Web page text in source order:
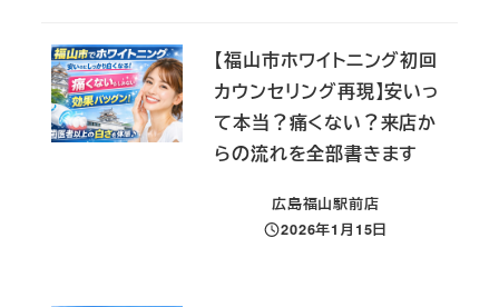
【福山市ホワイトニング初回
カウンセリング再現】安いっ
て本当？痛くない？来店か
らの流れを全部書きます
広島福山駅前店
投稿日
2026年1月15日